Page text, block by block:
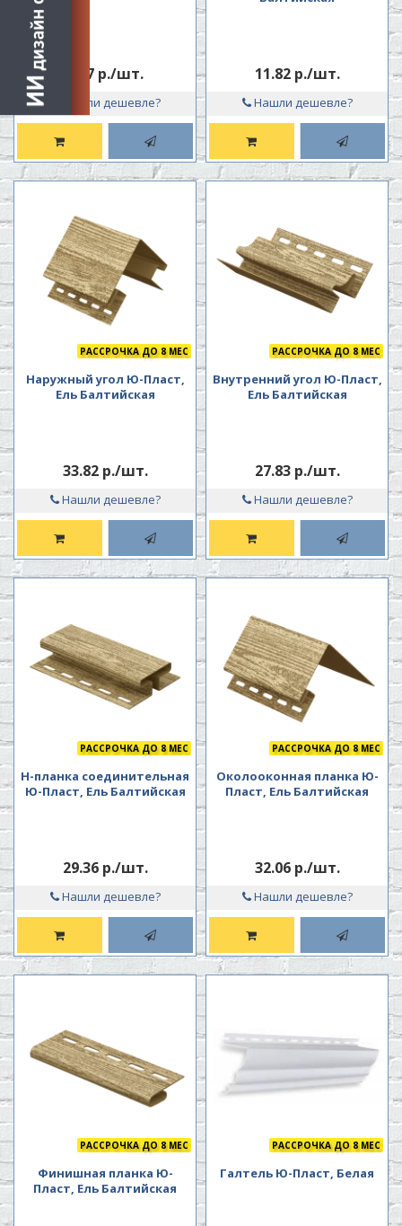
8.47 р./шт.
Нашли дешевле?
11.82 р./шт.
Нашли дешевле?
РАССРОЧКА ДО 8 МЕС
Наружный угол Ю-Пласт,
Ель Балтийская
33.82 р./шт.
Нашли дешевле?
РАССРОЧКА ДО 8 МЕС
Внутренний угол Ю-Пласт,
Ель Балтийская
27.83 р./шт.
Нашли дешевле?
РАССРОЧКА ДО 8 МЕС
H-планка соединительная
Ю-Пласт, Ель Балтийская
29.36 р./шт.
Нашли дешевле?
РАССРОЧКА ДО 8 МЕС
Околооконная планка Ю-
Пласт, Ель Балтийская
32.06 р./шт.
Нашли дешевле?
РАССРОЧКА ДО 8 МЕС
Финишная планка Ю-
Пласт, Ель Балтийская
РАССРОЧКА ДО 8 МЕС
Галтель Ю-Пласт, Белая